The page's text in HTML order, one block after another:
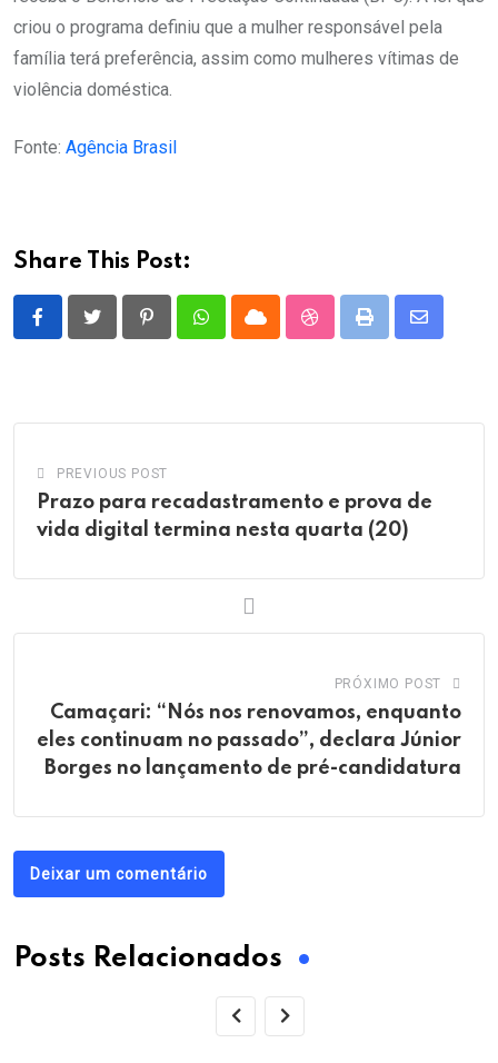
criou o programa definiu que a mulher responsável pela
família terá preferência, assim como mulheres vítimas de
violência doméstica.
Fonte: Agência Brasil
Share This Post:
PinterestWhatsappCloud StumbleUpon
Print
Share
PREVIOUS POST
Prazo para recadastramento e prova de
vida digital termina nesta quarta (20)
PRÓXIMO POST
Camaçari: “Nós nos renovamos, enquanto
eles continuam no passado”, declara Júnior
Borges no lançamento de pré-candidatura
Deixar um comentário
Posts Relacionados